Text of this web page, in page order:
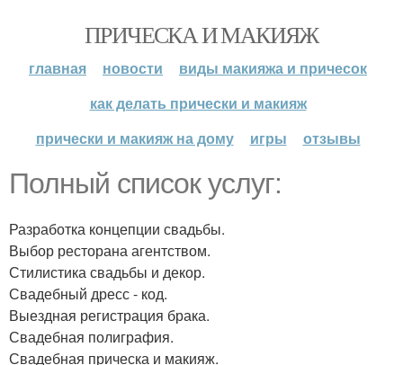
ПРИЧЕСКА И МАКИЯЖ
главная новости
виды макияжа и причесок
как делать прически и макияж
прически и макияж на дому
игры отзывы
Полный список услуг:
Разработка концепции свадьбы.
Выбор ресторана агентством.
Стилистика свадьбы и декор.
Свадебный дресс - код.
Выездная регистрация брака.
Свадебная полиграфия.
Свадебная прическа и макияж.